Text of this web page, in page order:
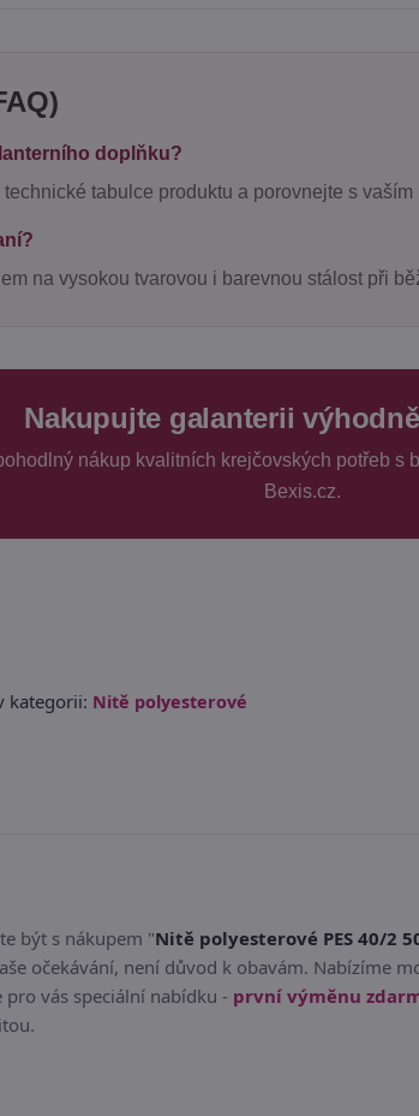
doplňku?
tabulce produktu a porovnejte s vaším
na vysokou tvarovou i barevnou stálost při
Nakupujte galanterii
nákup kvalitních krejčovských potřeb s
Bexis.cz.
kategorii: Nitě polyesterové
být s nákupem "Nitě polyesterové PES 40/2
očekávání, není důvod k obavám. Nabízíme
vás speciální nabídku - první výměnu